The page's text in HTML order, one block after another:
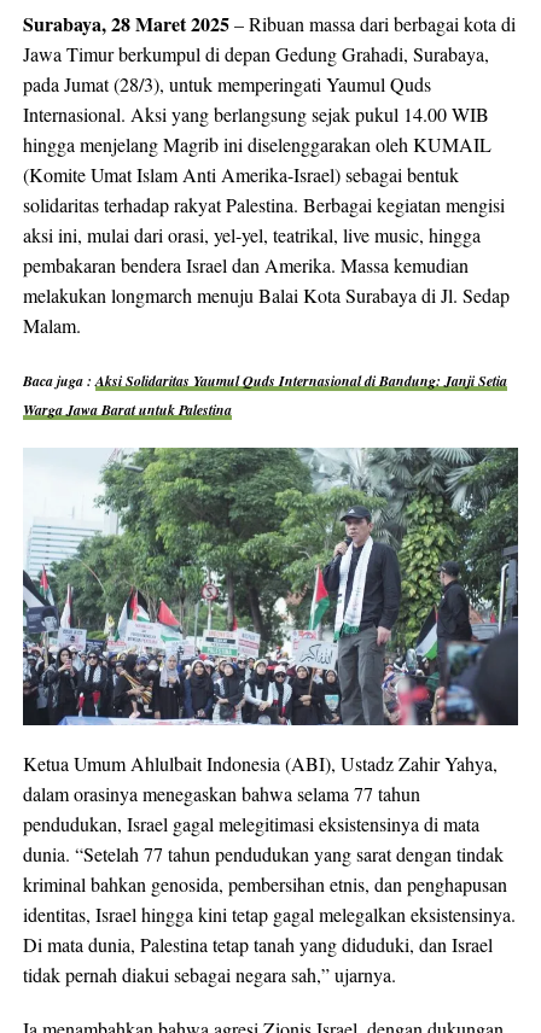
Surabaya, 28 Maret 2025– Ribuan massa dari berbagai kota di
Jawa Timur berkumpul di depan Gedung Grahadi, Surabaya,
pada Jumat (28/3), untuk memperingati Yaumul Quds
Internasional. Aksi yang berlangsung sejak pukul 14.00 WIB
hingga menjelang Magrib ini diselenggarakan oleh KUMAIL
(Komite Umat Islam Anti Amerika-Israel) sebagai bentuk
solidaritas terhadap rakyat Palestina. Berbagai kegiatan mengisi
aksi ini, mulai dari orasi, yel-yel, teatrikal, live music, hingga
pembakaran bendera Israel dan Amerika. Massa kemudian
melakukan longmarch menuju Balai Kota Surabaya di Jl. Sedap
Malam.
Baca juga :Aksi Solidaritas Yaumul Quds Internasional di Bandung: Janji Setia
Warga Jawa Barat untuk Palestina
Ketua Umum Ahlulbait Indonesia (ABI), Ustadz Zahir Yahya,
dalam orasinya menegaskan bahwa selama 77 tahun
pendudukan, Israel gagal melegitimasi eksistensinya di mata
dunia. “Setelah 77 tahun pendudukan yang sarat dengan tindak
kriminal bahkan genosida, pembersihan etnis, dan penghapusan
identitas, Israel hingga kini tetap gagal melegalkan eksistensinya.
Di mata dunia, Palestina tetap tanah yang diduduki, dan Israel
tidak pernah diakui sebagai negara sah,” ujarnya.